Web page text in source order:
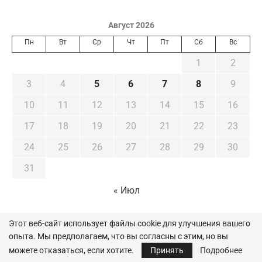
Август 2026
Пн Вт Ср Чт Пт Сб Вс
1
2
3
4 5 6 7 8
9
10
11 12 13 14 15
16
17
18 19 20 21 22
23
24
25 26 27 28 29
30
31
« Июл
Этот веб-сайт использует файлы cookie для улучшения вашего
опыта. Мы предполагаем, что вы согласны с этим, но вы
можете отказаться, если хотите.
Принять Подробнее